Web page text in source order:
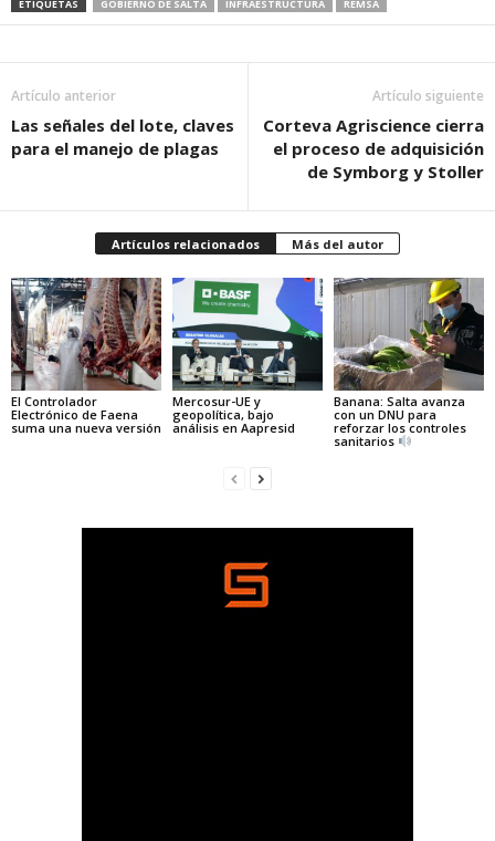
ETIQUETAS GOBIERNO DE SALTA INFRAESTRUCTURA REMSA
Artículo anterior
Las señales del lote, claves
para el manejo de plagas
Artículo siguiente
Corteva Agriscience cierra
el proceso de adquisición
de Symborg y Stoller
Artículos relacionados Más del autor
El Controlador
Electrónico de Faena
suma una nueva versión
Mercosur-UE y
geopolítica, bajo
análisis en Aapresid
Banana: Salta avanza
con un DNU para
reforzar los controles
sanitarios